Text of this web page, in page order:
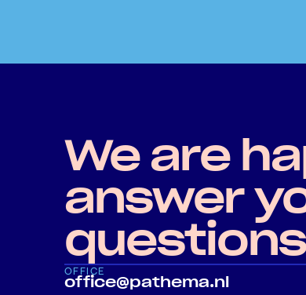
We are
answer
questions
OFFICE
office@pathema.nl